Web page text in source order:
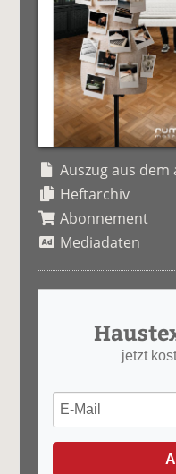
Auszug aus
Heftarchiv
Abonnement
Mediadaten
jetzt